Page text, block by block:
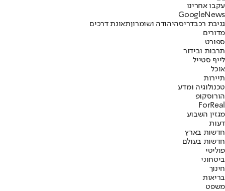
עקבו אחרינו
Googl eNews
גניבת רכבדריסהיהודה ושומרוןתאונת דרכים
מדורים
ספורט
תרבות ובידור
לייף סטייל
אוכל
תיירות
טכנולוגיה ומדע
הורוסקופ
ForReal
מגזין השבוע
דעות
חדשות בארץ
חדשות בעולם
פוליטי
ביטחוני
חינוך
בריאות
משפט